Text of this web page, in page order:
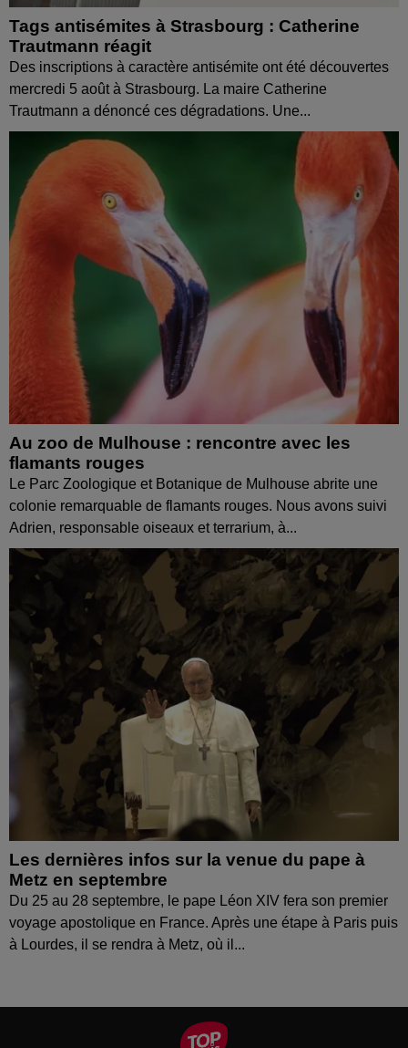
Tags antisémites à Strasbourg : Catherine
Trautmann réagit
Des inscriptions à caractère antisémite ont été découvertes
mercredi 5 août à Strasbourg. La maire Catherine
Trautmann a dénoncé ces dégradations. Une...
Au zoo de Mulhouse : rencontre avec les
flamants rouges
Le Parc Zoologique et Botanique de Mulhouse abrite une
colonie remarquable de flamants rouges. Nous avons suivi
Adrien, responsable oiseaux et terrarium, à...
Les dernières infos sur la venue du pape à
Metz en septembre
Du 25 au 28 septembre, le pape Léon XIV fera son premier
voyage apostolique en France. Après une étape à Paris puis
à Lourdes, il se rendra à Metz, où il...